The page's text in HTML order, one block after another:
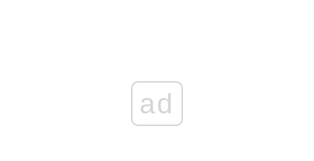
ad